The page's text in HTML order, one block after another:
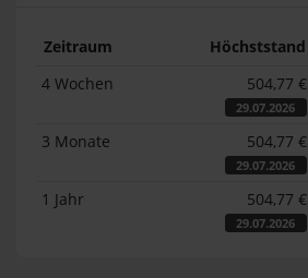
Zeitraum Höchststand
4 Wochen
504,77 €
29.07.2026
3 Monate 504,77 €
29.07.2026
1 Jahr 504,77 €
29.07.2026